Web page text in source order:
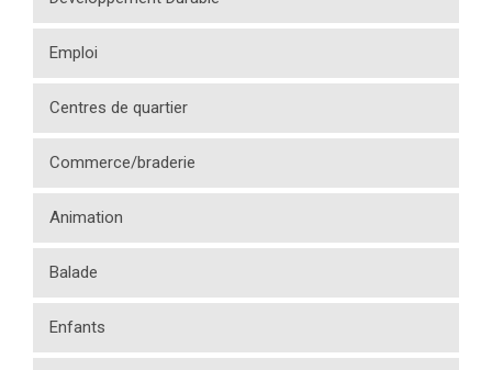
Emploi
Centres de quartier
Commerce/braderie
Animation
Balade
Enfants